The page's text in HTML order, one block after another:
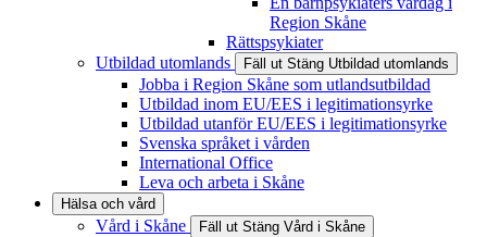
Region Skåne
Rättspsykiater
Utbildad utomlands
Fäll ut Stäng Utbildad utomlands
Jobba i Region Skåne som utlandsutbildad
Utbildad inom EU/EES i legitimationsyrke
Utbildad utanför EU/EES i legitimationsyrke
Svenska språket i vården
International Office
Leva och arbeta i Skåne
Hälsa och vård
Vård i Skåne Fäll ut Stäng Vård i Skåne